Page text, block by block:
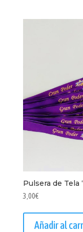
Pulsera de Tela
3,00€
Añadir al